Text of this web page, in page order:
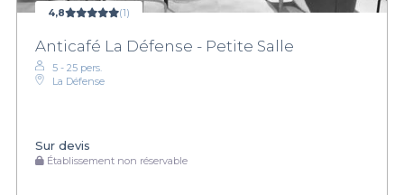
4,8 (1)
Anticafé La Défense - Petite Salle
5 - 25 pers.
La Défense
Sur devis
Établissement non réservable